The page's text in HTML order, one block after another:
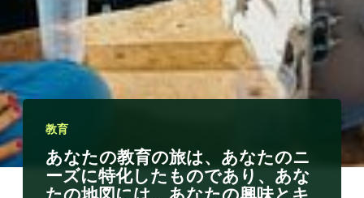
教育
あなたの教育の旅は、あなたのニ
ーズに特化したものであり、あな